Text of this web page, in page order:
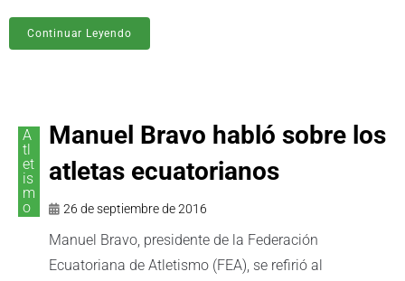
Continuar Leyendo
A
tl
et
is
m
o
Manuel Bravo habló sobre los
atletas ecuatorianos
26 de septiembre de 2016
Manuel Bravo, presidente de la Federación
Ecuatoriana de Atletismo (FEA), se refirió al